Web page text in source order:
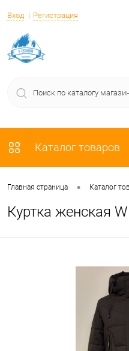
Вход Регистрация
Каталог товаров
Главная страница • Каталог
Куртка женская